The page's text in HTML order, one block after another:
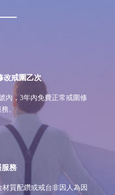
改戒圍乙次
內，3年內免費正常戒圍修
。
服務
質配鑽或戒台非因人為因